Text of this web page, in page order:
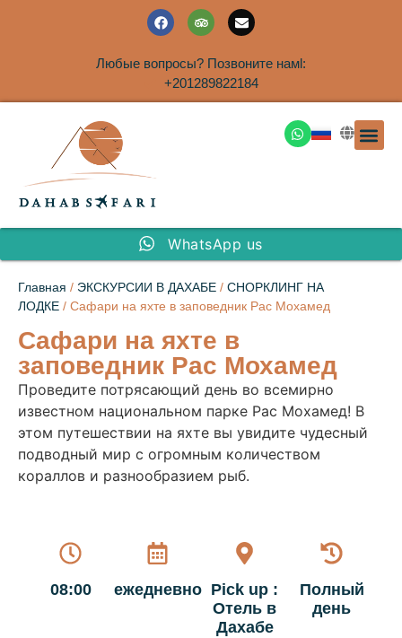
Любые вопросы? Позвоните намl:
+201289822184
WhatsApp us
Главная / ЭКСКУРСИИ В ДАХАБЕ / СНОРКЛИНГ НА
ЛОДКЕ / Сафари на яхте в заповедник Рас Мохамед
Сафари на яхте в
заповедник Рас Мохамед
Проведите потрясающий день во всемирно
известном национальном парке Рас Мохамед! В
этом путешествии на яхте вы увидите чудесный
подводный мир с огромным количеством
кораллов и разнообразием рыб.
08:00 ежедневно Pick up :
Отель в
Дахабе
Полный
день